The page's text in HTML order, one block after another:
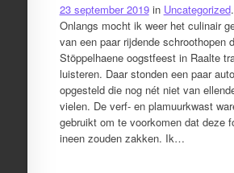
23 september 2019in Uncategorized.
Onlangs mocht ik weer het culinair
van een paar rijdende schroothopen
Stöppelhaene oogstfeest in Raalte
luisteren. Daar stonden een paar
opgesteld die nog nét niet van
vielen. De verf- en plamuurkwast
gebruikt om te voorkomen dat deze
ineen zouden zakken. Ik…